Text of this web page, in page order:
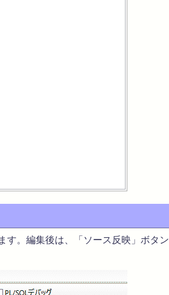
。編集後は、「ソース反映」ボタン